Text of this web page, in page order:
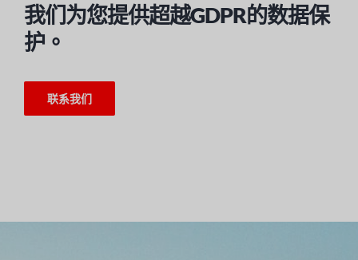
我们为您提供超越GDPR的数据保
护。
联系我们